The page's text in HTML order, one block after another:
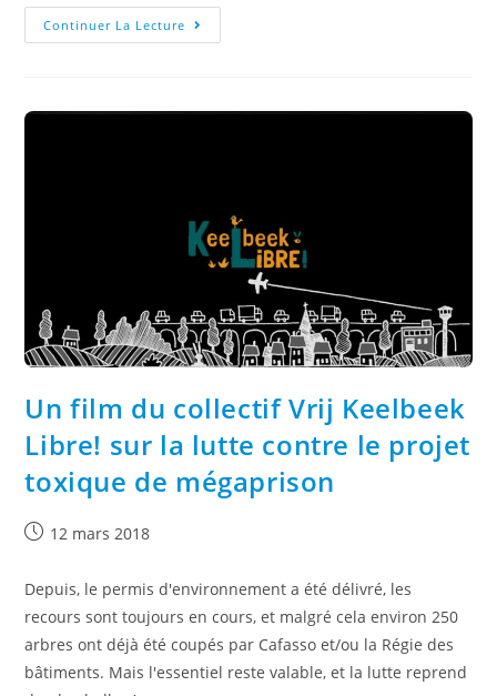
Continuer La Lecture
Un film du collectif Vrij Keelbeek
Libre! sur la lutte contre le projet
toxique de mégaprison
12 mars 2018
Depuis, le permis d'environnement a été délivré, les
recours sont toujours en cours, et malgré cela environ 250
arbres ont déjà été coupés par Cafasso et/ou la Régie des
bâtiments. Mais l'essentiel reste valable, et la lutte reprend